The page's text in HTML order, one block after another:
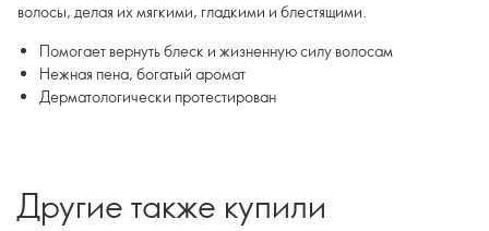
волосы, делая их мягкими, гладкими и блестящими.
Помогает вернуть блеск и жизненную силу волосам
Нежная пена, богатый аромат
Дерматологически протестирован
Другие также купили